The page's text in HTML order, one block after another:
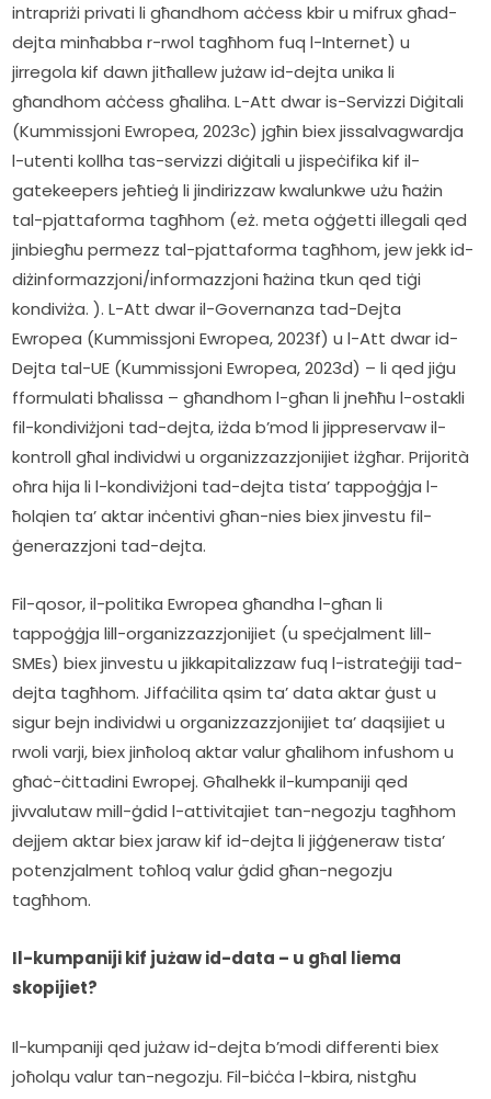
intrapriżi privati ​​li għandhom aċċess kbir u mifrux għad-
dejta minħabba r-rwol tagħhom fuq l-Internet) u
jirregola kif dawn jitħallew jużaw id-dejta unika li
għandhom aċċess għaliha. L-Att dwar is-Servizzi Diġitali
(Kummissjoni Ewropea, 2023c) jgħin biex jissalvagwardja
l-utenti kollha tas-servizzi diġitali u jispeċifika kif il-
gatekeepers jeħtieġ li jindirizzaw kwalunkwe użu ħażin
tal-pjattaforma tagħhom (eż. meta oġġetti illegali qed
jinbiegħu permezz tal-pjattaforma tagħhom, jew jekk id-
diżinformazzjoni/informazzjoni ħażina tkun qed tiġi
kondiviża. ). L-Att dwar il-Governanza tad-Dejta
Ewropea (Kummissjoni Ewropea, 2023f) u l-Att dwar id-
Dejta tal-UE (Kummissjoni Ewropea, 2023d) – li qed jiġu
fformulati bħalissa – għandhom l-għan li jneħħu l-ostakli
fil-kondiviżjoni tad-dejta, iżda b’mod li jippreservaw il-
kontroll għal individwi u organizzazzjonijiet iżgħar. Prijorità
oħra hija li l-kondiviżjoni tad-dejta tista’ tappoġġja l-
ħolqien ta’ aktar inċentivi għan-nies biex jinvestu fil-
ġenerazzjoni tad-dejta.
Fil-qosor, il-politika Ewropea għandha l-għan li
tappoġġja lill-organizzazzjonijiet (u speċjalment lill-
SMEs) biex jinvestu u jikkapitalizzaw fuq l-istrateġiji tad-
dejta tagħhom. Jiffaċilita qsim ta’ data aktar ġust u
sigur bejn individwi u organizzazzjonijiet ta’ daqsijiet u
rwoli varji, biex jinħoloq aktar valur għalihom infushom u
għaċ-ċittadini Ewropej. Għalhekk il-kumpaniji qed
jivvalutaw mill-ġdid l-attivitajiet tan-negozju tagħhom
dejjem aktar biex jaraw kif id-dejta li jiġġeneraw tista’
potenzjalment toħloq valur ġdid għan-negozju
tagħhom.
Il-kumpaniji kif jużaw id-data – u għal liema
skopijiet?
Il-kumpaniji qed jużaw id-dejta b’modi differenti biex
joħolqu valur tan-negozju. Fil-biċċa l-kbira, nistgħu